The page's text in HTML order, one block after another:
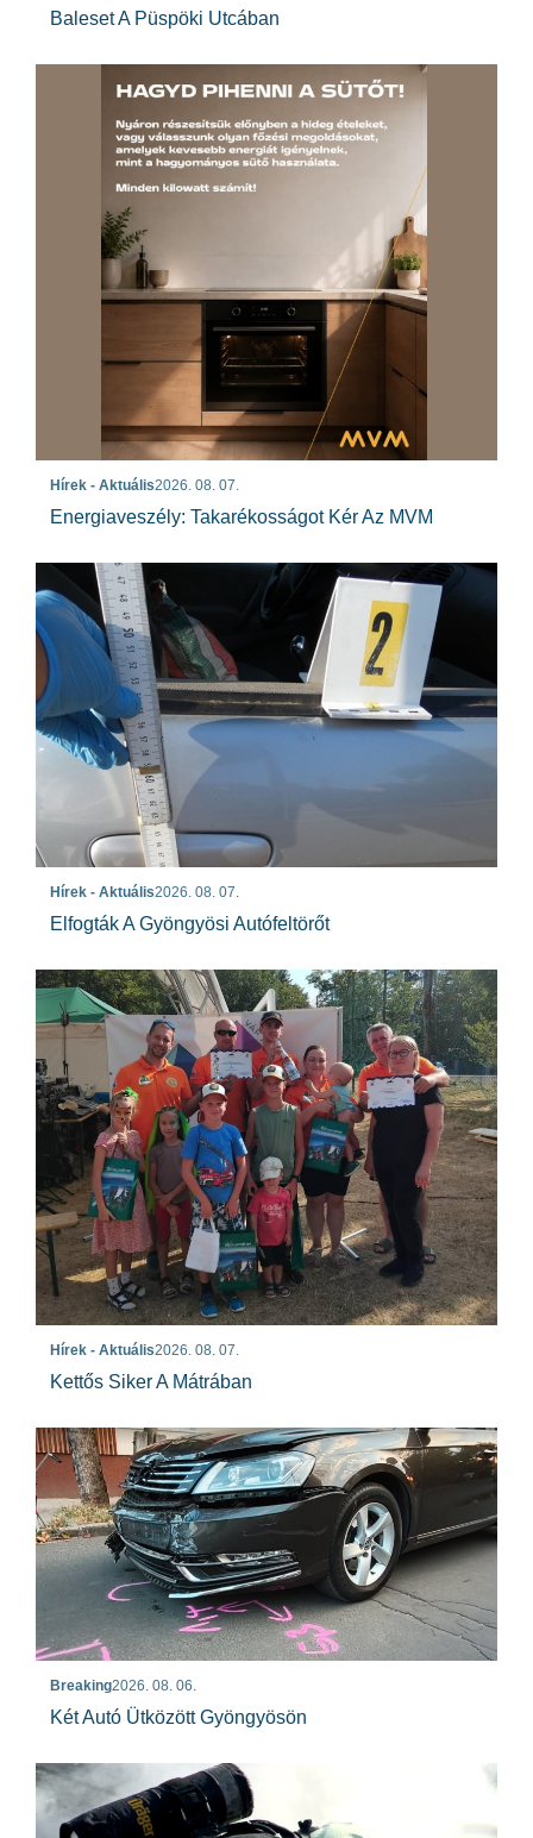
Baleset A Püspöki Utcában
Hírek - Aktuális2026. 08. 07.
Energiaveszély: Takarékosságot Kér Az MVM
Hírek - Aktuális2026. 08. 07.
Elfogták A Gyöngyösi Autófeltörőt
Hírek - Aktuális2026. 08. 07.
Kettős Siker A Mátrában
Breaking2026. 08. 06.
Két Autó Ütközött Gyöngyösön